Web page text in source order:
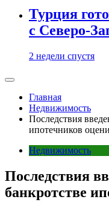
Турция
с Северо-
2 недели спустя
Главная
Недвижимость
Последствия
ипотечников
Недвижимость
Последствия
банкротстве